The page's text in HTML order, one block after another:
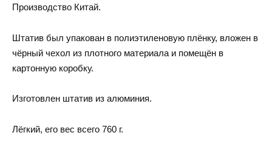
Производство Китай.
Штатив был упакован в полиэтиленовую плёнку, вложен в
чёрный чехол из плотного материала и помещён в
картонную коробку.
Изготовлен штатив из алюминия.
Лёгкий, его вес всего 760 г.